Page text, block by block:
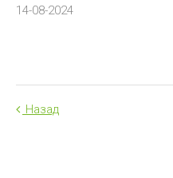
14-08-2024
Назад